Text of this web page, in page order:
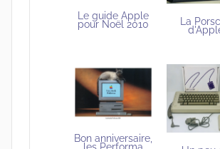
Le guide Apple
pour Noël 2010 La
Bon anniversaire,